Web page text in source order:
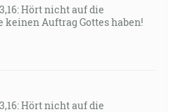
Hört nicht auf die
keinen Auftrag Gottes haben!
Hört nicht auf die